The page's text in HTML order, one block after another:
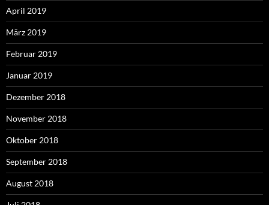
April 2019
März 2019
Februar 2019
Januar 2019
Dezember 2018
November 2018
Oktober 2018
September 2018
August 2018